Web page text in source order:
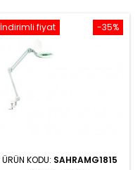
-35%
İndirimli fiyat
ÜRÜN KODU: SAHRAMG1815